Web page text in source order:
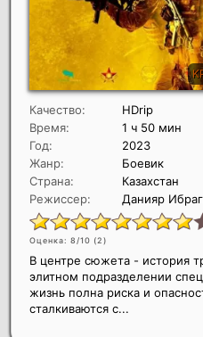
Качество:
HDrip
Время:
1 ч 50 мин
Год:
2023
Жанр:
Боевик
Страна:
Казахстан
Режиссер:
Данияр
Оценка: 8/10 (2)
В центре сюжета - история
элитном подразделении
жизнь полна риска и
сталкиваются с...